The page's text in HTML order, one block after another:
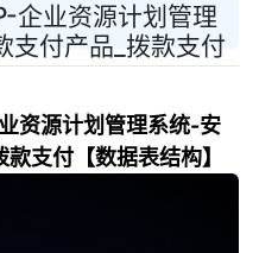
企业资源计划管理
支付产品_拨款支付
资源计划管理系统-安
支付【数据表结构】